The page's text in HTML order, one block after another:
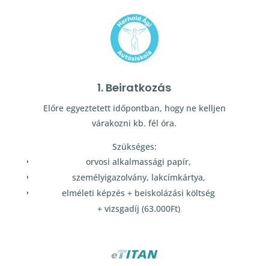
1. Beiratkozás
Előre egyeztetett időpontban, hogy ne kelljen
várakozni kb. fél óra.
Szükséges:
orvosi alkalmassági papír,
személyigazolvány, lakcímkártya,
elméleti képzés + beiskolázási költség
+ vizsgadíj (63.000Ft)